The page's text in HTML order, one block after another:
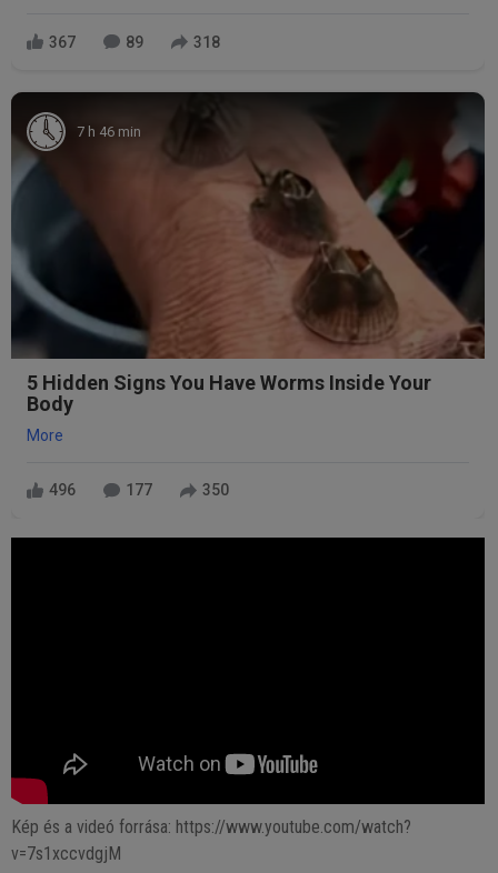
367 89 318
7 h 46 min
5 Hidden Signs You Have Worms Inside Your
Body
More
496 177 350
Kép és a videó forrása: https://www.youtube.com/watch?
v=7s1xccvdgjM